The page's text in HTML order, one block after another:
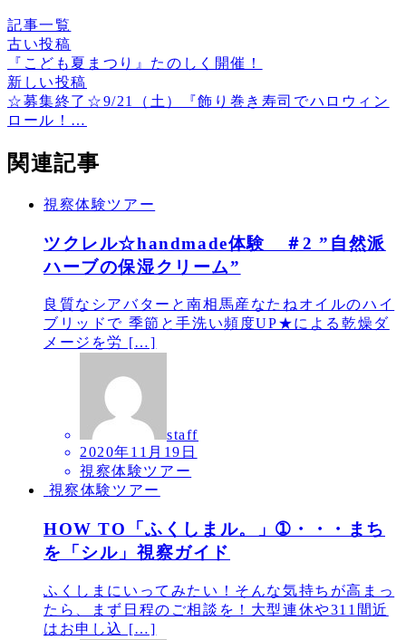
記事一覧
古い投稿
『こども夏まつり』たのしく開催！
新しい投稿
☆募集終了☆9/21（土）『飾り巻き寿司でハロウィン
ロール！…
関連記事
視察体験ツアー
ツクレル☆handmade体験 ＃2 ”自然派
ハーブの保湿クリーム”
良質なシアバターと南相馬産なたねオイルのハイ
ブリッドで 季節と手洗い頻度UP★による乾燥ダ
メージを労 […]
staff
2020年11月19日
視察体験ツアー
視察体験ツアー
HOW TO「ふくしまル。」➀・・・まち
を「シル」視察ガイド
ふくしまにいってみたい！そんな気持ちが高まっ
たら、まず日程のご相談を！大型連休や311間近
はお申し込 […]